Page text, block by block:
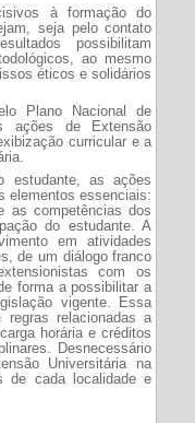
à formação do
seja pelo contato
possibilitam
ao mesmo
éticos e solidários
Plano Nacional de
ações de Extensão
curricular e a
estudante, as ações
elementos essenciais:
as competências dos
do estudante. A
em atividades
de um diálogo franco
com os
forma a possibilitar a
vigente. Essa
regras relacionadas a
horária e créditos
Desnecessário
Universitária na
de cada localidade e